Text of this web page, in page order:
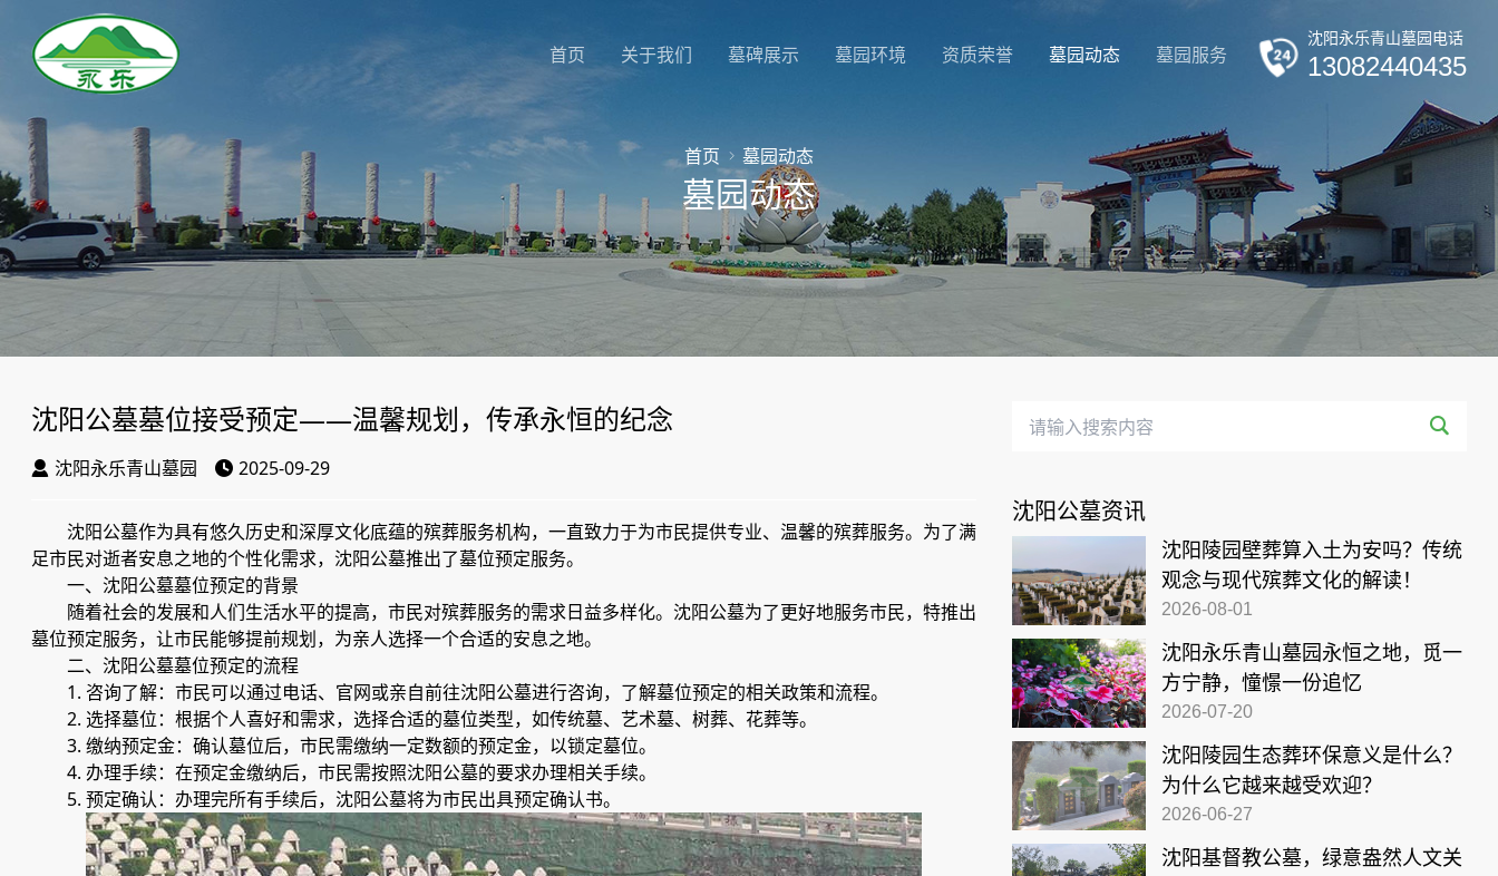
首页 关于我们 墓碑展示 墓园环境 资质荣誉 墓园动态 墓园服务
沈阳永乐青山墓园电话
13082440435
首页 墓园动态
墓园动态
沈阳公墓墓位接受预定——温馨规划，传承永恒的纪念
沈阳永乐青山墓园 2025-09-29
沈阳公墓作为具有悠久历史和深厚文化底蕴的殡葬服务机构，一直致力于为市民提供专业、温馨的殡葬服务。为了满
足市民对逝者安息之地的个性化需求，沈阳公墓推出了墓位预定服务。
一、沈阳公墓墓位预定的背景
随着社会的发展和人们生活水平的提高，市民对殡葬服务的需求日益多样化。沈阳公墓为了更好地服务市民，特推出
墓位预定服务，让市民能够提前规划，为亲人选择一个合适的安息之地。
二、沈阳公墓墓位预定的流程
1. 咨询了解：市民可以通过电话、官网或亲自前往沈阳公墓进行咨询，了解墓位预定的相关政策和流程。
2. 选择墓位：根据个人喜好和需求，选择合适的墓位类型，如传统墓、艺术墓、树葬、花葬等。
3. 缴纳预定金：确认墓位后，市民需缴纳一定数额的预定金，以锁定墓位。
4. 办理手续：在预定金缴纳后，市民需按照沈阳公墓的要求办理相关手续。
5. 预定确认：办理完所有手续后，沈阳公墓将为市民出具预定确认书。
沈阳公墓资讯
沈阳陵园壁葬算入土为安吗？传统
观念与现代殡葬文化的解读！
2026-08-01
沈阳永乐青山墓园永恒之地，觅一
方宁静，憧憬一份追忆
2026-07-20
沈阳陵园生态葬环保意义是什么？
为什么它越来越受欢迎？
2026-06-27
沈阳基督教公墓，绿意盎然人文关